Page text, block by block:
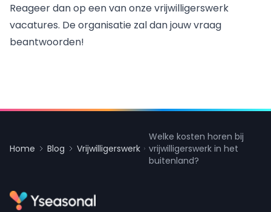
Reageer dan op een van onze vrijwilligerswerk
vacatures. De organisatie zal dan jouw vraag
beantwoorden!
Home Blog Vrijwilligerswerk
Welke kosten horen bij
vrijwilligerswerk in het
buitenland?